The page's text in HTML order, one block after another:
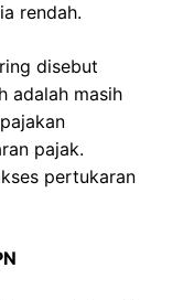
rendah.
disebut
adalah masih
pajak.
pertukaran